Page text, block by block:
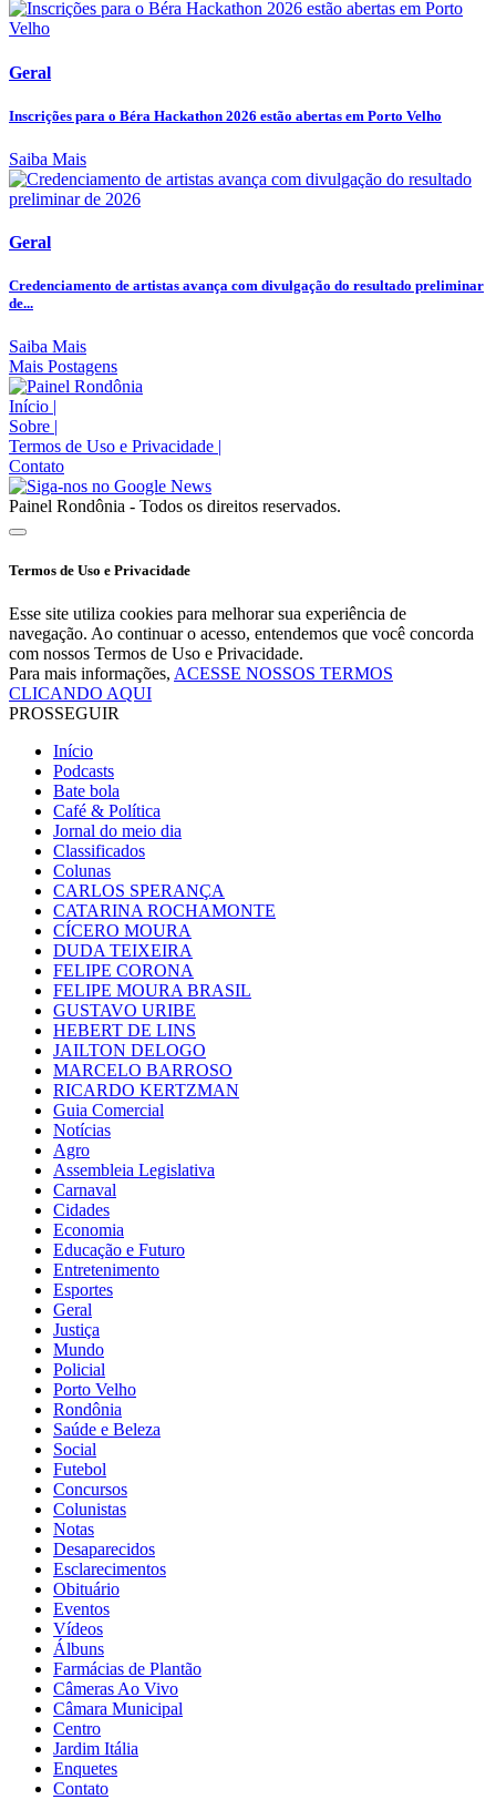
Geral
Inscrições para o Béra Hackathon 2026 estão abertas em Porto Velho
Saiba Mais
Geral
Credenciamento de artistas avança com divulgação do resultado preliminar
de...
Saiba Mais
Mais Postagens
Início
Sobre
Termos de Uso e Privacidade
Contato
Painel Rondônia - Todos os direitos reservados.
Termos de Uso e Privacidade
Esse site utiliza cookies para melhorar sua experiência de
navegação. Ao continuar o acesso, entendemos que você concorda
com nossos Termos de Uso e Privacidade.
Para mais informações, ACESSE NOSSOS TERMOS
CLICANDO AQUI
PROSSEGUIR
Início
Podcasts
Bate bola
Café & Política
Jornal do meio dia
Classificados
Colunas
CARLOS SPERANÇA
CATARINA ROCHAMONTE
CÍCERO MOURA
DUDA TEIXEIRA
FELIPE CORONA
FELIPE MOURA BRASIL
GUSTAVO URIBE
HEBERT DE LINS
JAILTON DELOGO
MARCELO BARROSO
RICARDO KERTZMAN
Guia Comercial
Notícias
Agro
Assembleia Legislativa
Carnaval
Cidades
Economia
Educação e Futuro
Entretenimento
Esportes
Geral
Justiça
Mundo
Policial
Porto Velho
Rondônia
Saúde e Beleza
Social
Futebol
Concursos
Colunistas
Notas
Desaparecidos
Esclarecimentos
Obituário
Eventos
Vídeos
Álbuns
Farmácias de Plantão
Câmeras Ao Vivo
Câmara Municipal
Centro
Jardim Itália
Enquetes
Contato